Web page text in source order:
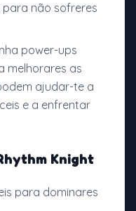
não sofreres
power-ups
melhorares as
ajudar-te a
e a enfrentar
Knight
para dominares